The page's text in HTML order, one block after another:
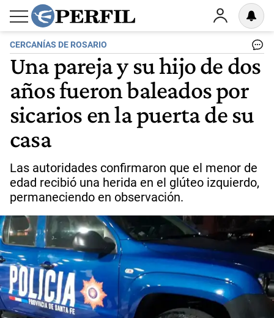
CERCANÍAS DE ROSARIO
Una pareja y su hijo de dos
años fueron baleados por
sicarios en la puerta de su
casa
Las autoridades confirmaron que el menor de
edad recibió una herida en el glúteo izquierdo,
permaneciendo en observación.